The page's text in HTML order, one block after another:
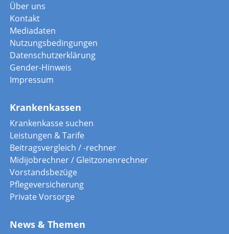
Über uns
Kontakt
Mediadaten
Nutzungsbedingungen
Datenschutzerklärung
Gender-Hinweis
Impressum
Krankenkassen
Krankenkasse suchen
Leistungen & Tarife
Beitragsvergleich / -rechner
Midijobrechner / Gleitzonenrechner
Vorstandsbezüge
Pflegeversicherung
Private Vorsorge
News & Themen